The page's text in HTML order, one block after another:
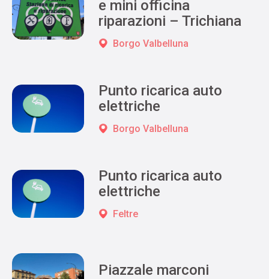
e mini officina
riparazioni – Trichiana
Borgo Valbelluna
Punto ricarica auto
elettriche
Borgo Valbelluna
Punto ricarica auto
elettriche
Feltre
Piazzale marconi